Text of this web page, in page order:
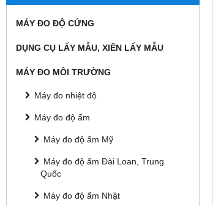
MÁY ĐO ĐỘ CỨNG
DỤNG CỤ LẤY MẪU, XIÊN LẤY MẪU
MÁY ĐO MÔI TRƯỜNG
Máy đo nhiệt độ
Máy đo độ ẩm
Máy đo độ ẩm Mỹ
Máy đo độ ẩm Đài Loan, Trung
Quốc
Máy đo độ ẩm Nhật